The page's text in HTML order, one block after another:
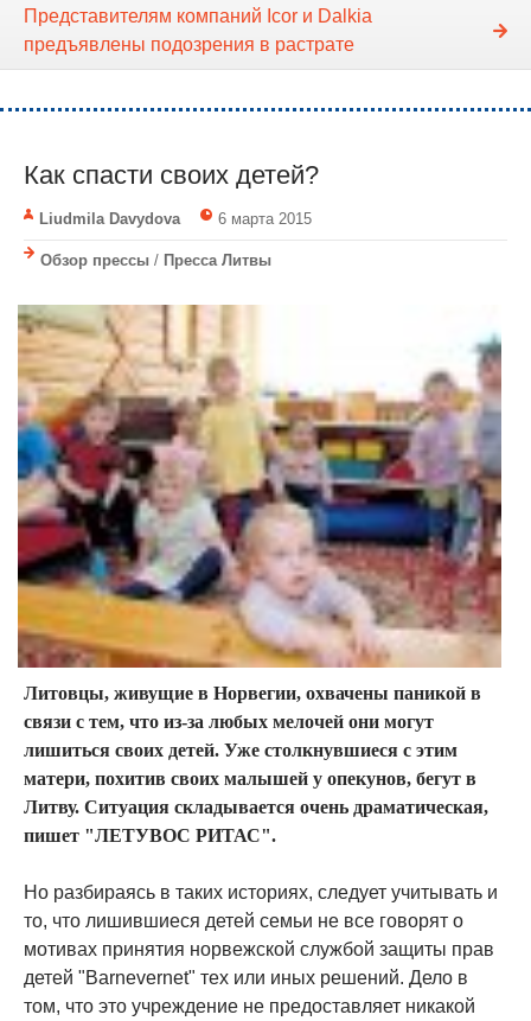
Представителям компаний Icor и Dalkia
предъявлены подозрения в растрате
Как спасти своих детей?
Liudmila Davydova 6 марта 2015
Обзор прессы / Пресса Литвы
Литовцы, живущие в Норвегии, охвачены паникой в
связи с тем, что из-за любых мелочей они могут
лишиться своих детей. Уже столкнувшиеся с этим
матери, похитив своих малышей у опекунов, бегут в
Литву. Ситуация складывается очень драматическая,
пишет "ЛЕТУВОС РИТАС".
Но разбираясь в таких историях, следует учитывать и
то, что лишившиеся детей семьи не все говорят о
мотивах принятия норвежской службой защиты прав
детей "Barnevernet" тех или иных решений. Дело в
том, что это учреждение не предоставляет никакой